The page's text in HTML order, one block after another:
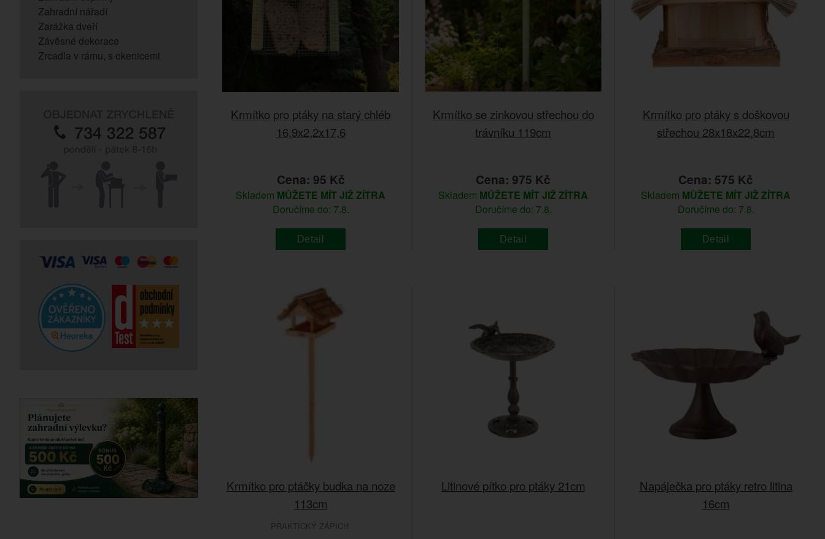
Zahradní nářadí
Zarážka dveří
Závěsné dekorace
Zrcadla v rámu, s okenicemi
Krmítko pro ptáky na starý chléb
16,9x2,2x17,6
Cena: 95 Kč
Skladem MŮŽETE MÍT JIŽ ZÍTRA
Doručíme do: 7.8.
Detail
Krmítko se zinkovou střechou do
trávníku 119cm
Cena: 975 Kč
Skladem MŮŽETE MÍT JIŽ ZÍTRA
Doručíme do: 7.8.
Detail
Krmítko pro ptáky s doškovou
střechou 28x18x22,8cm
Cena: 575 Kč
Skladem MŮŽETE MÍT JIŽ ZÍTRA
Doručíme do: 7.8.
Detail
Krmítko pro ptáčky budka na noze
113cm
PRAKTICKÝ ZÁPICH
Litinové pítko pro ptáky 21cm
Napáječka pro ptáky retro litina
16cm